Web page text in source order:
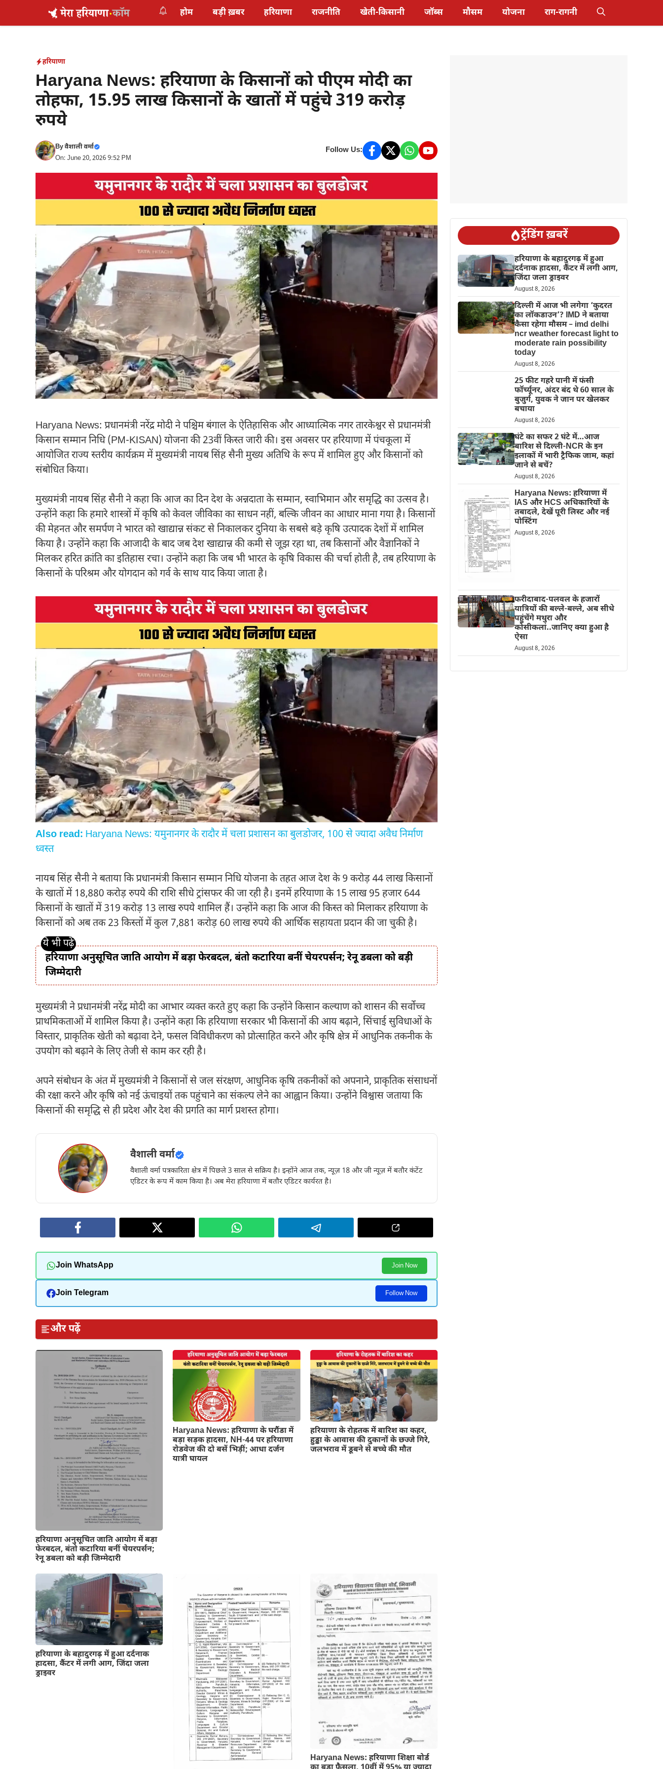
होम बड़ी ख़बर हरियाणा राजनीति खेती-किसानी जॉब्स मौसम योजना राग-रागनी
हरियाणा
Haryana News: हरियाणा के किसानों को पीएम मोदी का
तोहफा, 15.95 लाख किसानों के खातों में पहुंचे 319 करोड़
रुपये
Byवैशाली वर्मा
On: June 20, 2026 9:52 PM
Follow Us:
Haryana News: प्रधानमंत्री नरेंद्र मोदी ने पश्चिम बंगाल के ऐतिहासिक और आध्यात्मिक नगर तारकेश्वर से प्रधानमंत्री
किसान सम्मान निधि (PM-KISAN) योजना की 23वीं किस्त जारी की। इस अवसर पर हरियाणा में पंचकूला में
आयोजित राज्य स्तरीय कार्यक्रम में मुख्यमंत्री नायब सिंह सैनी मुख्य अतिथि के रूप में शामिल हुए और किसानों को
संबोधित किया।
मुख्यमंत्री नायब सिंह सैनी ने कहा कि आज का दिन देश के अन्नदाता के सम्मान, स्वाभिमान और समृद्धि का उत्सव है।
उन्होंने कहा कि हमारे शास्त्रों में कृषि को केवल जीविका का साधन नहीं, बल्कि जीवन का आधार माना गया है। किसानों
की मेहनत और समर्पण ने भारत को खाद्यान्न संकट से निकालकर दुनिया के सबसे बड़े कृषि उत्पादक देशों में शामिल
किया है। उन्होंने कहा कि आजादी के बाद जब देश खाद्यान्न की कमी से जूझ रहा था, तब किसानों और वैज्ञानिकों ने
मिलकर हरित क्रांति का इतिहास रचा। उन्होंने कहा कि जब भी भारत के कृषि विकास की चर्चा होती है, तब हरियाणा के
किसानों के परिश्रम और योगदान को गर्व के साथ याद किया जाता है।
Also read: Haryana News: यमुनानगर के रादौर में चला प्रशासन का बुलडोजर, 100 से ज्यादा अवैध निर्माण
ध्वस्त
नायब सिंह सैनी ने बताया कि प्रधानमंत्री किसान सम्मान निधि योजना के तहत आज देश के 9 करोड़ 44 लाख किसानों
के खातों में 18,880 करोड़ रुपये की राशि सीधे ट्रांसफर की जा रही है। इनमें हरियाणा के 15 लाख 95 हजार 644
किसानों के खातों में 319 करोड़ 13 लाख रुपये शामिल हैं। उन्होंने कहा कि आज की किस्त को मिलाकर हरियाणा के
किसानों को अब तक 23 किस्तों में कुल 7,881 करोड़ 60 लाख रुपये की आर्थिक सहायता प्रदान की जा चुकी है।
हरियाणा अनुसूचित जाति आयोग में बड़ा फेरबदल, बंतो कटारिया बनीं चेयरपर्सन; रेनू डबला को बड़ी
जिम्मेदारी
मुख्यमंत्री ने प्रधानमंत्री नरेंद्र मोदी का आभार व्यक्त करते हुए कहा कि उन्होंने किसान कल्याण को शासन की सर्वोच्च
प्राथमिकताओं में शामिल किया है। उन्होंने कहा कि हरियाणा सरकार भी किसानों की आय बढ़ाने, सिंचाई सुविधाओं के
विस्तार, प्राकृतिक खेती को बढ़ावा देने, फसल विविधीकरण को प्रोत्साहित करने और कृषि क्षेत्र में आधुनिक तकनीक के
उपयोग को बढ़ाने के लिए तेजी से काम कर रही है।
अपने संबोधन के अंत में मुख्यमंत्री ने किसानों से जल संरक्षण, आधुनिक कृषि तकनीकों को अपनाने, प्राकृतिक संसाधनों
की रक्षा करने और कृषि को नई ऊंचाइयों तक पहुंचाने का संकल्प लेने का आह्वान किया। उन्होंने विश्वास जताया कि
किसानों की समृद्धि से ही प्रदेश और देश की प्रगति का मार्ग प्रशस्त होगा।
वैशाली वर्मा
वैशाली वर्मा पत्रकारिता क्षेत्र में पिछले 3 साल से सक्रिय है। इन्होंने आज तक, न्यूज़ 18 और जी न्यूज़ में बतौर कंटेंट
एडिटर के रूप में काम किया है। अब मेरा हरियाणा में बतौर एडिटर कार्यरत है।
Join WhatsApp Join Now
Join Telegram Follow Now
और पढ़ें
हरियाणा अनुसूचित जाति आयोग में बड़ा
फेरबदल, बंतो कटारिया बनीं चेयरपर्सन;
रेनू डबला को बड़ी जिम्मेदारी
Haryana News: हरियाणा के घरौंडा में
बड़ा सड़क हादसा, NH-44 पर हरियाणा
रोडवेज की दो बसें भिड़ीं; आधा दर्जन
यात्री घायल
हरियाणा के रोहतक में बारिश का कहर,
हुड्डा के आवास की दुकानों के छज्जे गिरे,
जलभराव में डूबने से बच्चे की मौत
हरियाणा के बहादुरगढ़ में हुआ दर्दनाक
हादसा, कैंटर में लगी आग, जिंदा जला
ड्राइवर
Haryana News: हरियाणा शिक्षा बोर्ड
ट्रेंडिंग ख़बरें
हरियाणा के बहादुरगढ़ में हुआ
दर्दनाक हादसा, कैंटर में लगी आग,
जिंदा जला ड्राइवर
August 8, 2026
दिल्‍ली में आज भी लगेगा ‘कुदरत
का लॉकडाउन’? IMD ने बताया
कैसा रहेगा मौसम – imd delhi
ncr weather forecast light to
moderate rain possibility
today
August 8, 2026
25 फीट गहरे पानी में फंसी
फॉर्च्यूनर, अंदर बंद थे 60 साल के
बुजुर्ग, युवक ने जान पर खेलकर
बचाया
August 8, 2026
घंटे का सफर 2 घंटे में…आज
बारिश से दिल्ली-NCR के इन
इलाकों में भारी ट्रैफिक जाम, कहां
जाने से बचें?
August 8, 2026
Haryana News: हरियाणा में
IAS और HCS अधिकारियों के
तबादले, देखें पूरी लिस्ट और नई
पोस्टिंग
August 8, 2026
फरीदाबाद-पलवल के हजारों
यात्रियों की बल्ले-बल्ले, अब सीधे
पहुंचेंगे मथुरा और
कोसीकलां..जानिए क्या हुआ है
ऐसा
August 8, 2026